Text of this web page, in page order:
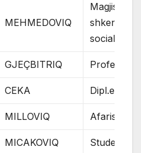
MEHMEDOVIQ
Magjistër i
shkencave
sociale
GJEÇBITRIQ Profesor
CEKA Dipl.ecc
MILLOVIQ Afarist
MICAKOVIQ Student